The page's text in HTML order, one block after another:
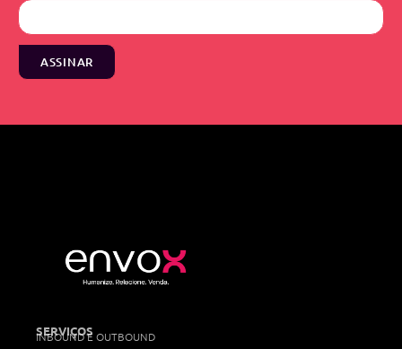
ASSINAR
SERVIÇOS
INBOUND E OUTBOUND